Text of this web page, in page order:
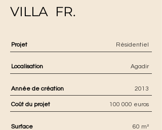
VILLA FR.
Projet Résidentiel
Localisation Agadir
Année de création 2013
Coût du projet 100 000 euros
Surface 60 m²